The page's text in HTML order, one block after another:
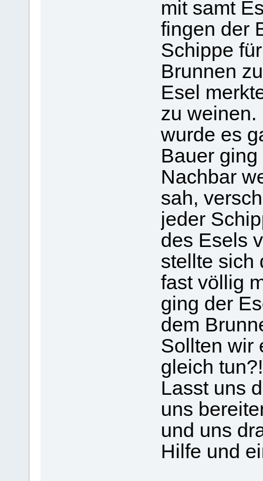
mit samt
fingen der
Schippe
Brunnen
Esel
zu weinen.
wurde es
Bauer
Nachbar
sah,
jeder
des Esels
stellte sich
fast völlig
ging der
dem
Sollten wir
gleich tun?!
Lasst uns
uns
und uns
Hilfe und